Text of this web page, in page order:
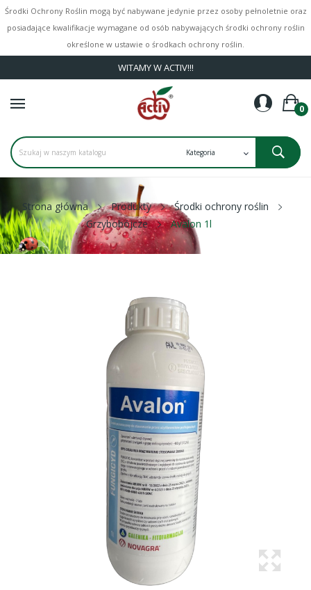
Środki Ochrony Roślin mogą być nabywane jedynie przez osoby pełnoletnie oraz
posiadające kwalifikacje wymagane od osób nabywających środki ochrony roślin
określone w ustawie o środkach ochrony roślin.
WITAMY W ACTIV!!!
0
Strona główna Produkty
Środki ochrony roślin
Grzybobójcze
Avalon 1l